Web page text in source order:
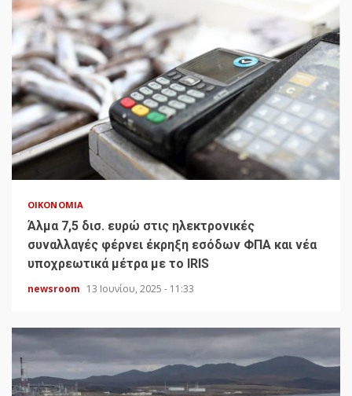
ΟΙΚΟΝΟΜΊΑ
Άλμα 7,5 δισ. ευρώ στις ηλεκτρονικές
συναλλαγές φέρνει έκρηξη εσόδων ΦΠΑ και νέα
υποχρεωτικά μέτρα με το IRIS
newsroom 13 Ιουνίου, 2025 - 11:33